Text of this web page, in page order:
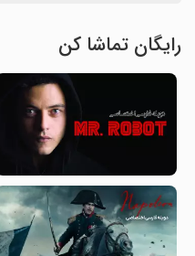
رایگان تماشا کن